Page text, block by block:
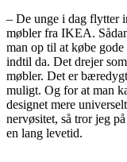
– De unge i dag flytter
møbler fra IKEA.
man op til at købe
indtil da. Det drejer
møbler. Det er
muligt. Og for at man
designet mere
nervøsitet, så tror jeg
en lang levetid.